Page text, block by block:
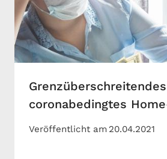
Grenzüberschreitendes
coronabedingtes
Veröffentlicht am 20.04.2021